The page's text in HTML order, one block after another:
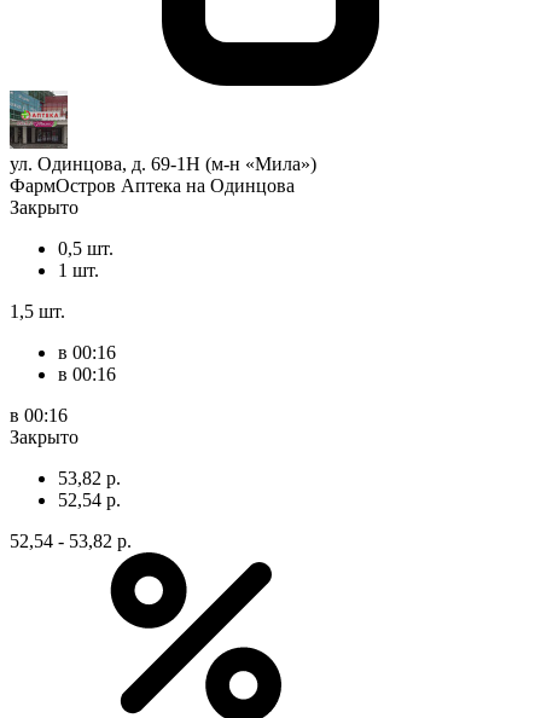
ул. Одинцова, д. 69-1Н (м-н «Мила»)
ФармОстров Аптека на Одинцова
Закрыто
0,5 шт.
1 шт.
1,5 шт.
в 00:16
в 00:16
в 00:16
Закрыто
53,82 р.
52,54 р.
52,54 - 53,82 р.